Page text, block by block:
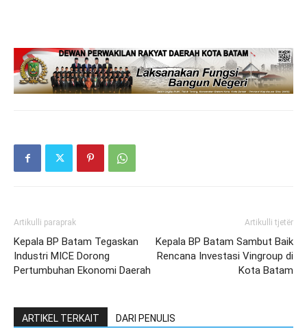
Artikulli paraprak
Kepala BP Batam Tegaskan
Industri MICE Dorong
Pertumbuhan Ekonomi Daerah
Artikulli tjetër
Kepala BP Batam Sambut Baik
Rencana Investasi Vingroup di
Kota Batam
ARTIKEL TERKAIT DARI PENULIS